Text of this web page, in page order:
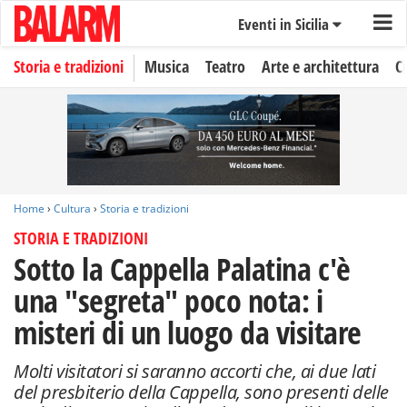
Eventi in Sicilia
Storia e tradizioni Musica Teatro Arte e architettura
Home › Cultura › Storia e tradizioni
STORIA E TRADIZIONI
Sotto la Cappella Palatina c'è
una "segreta" poco nota: i
misteri di un luogo da visitare
Molti visitatori si saranno accorti che, ai due lati
del presbiterio della Cappella, sono presenti delle